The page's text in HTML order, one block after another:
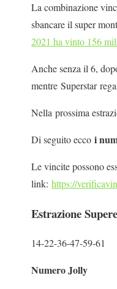
La combinazione
sbancare il super
2021 ha vinto 156
Anche senza il 6,
mentre Superstar
Nella prossima
Di seguito ecco i
Le vincite possono
link: https://
Estrazione
14-22-36-47-59-61
Numero Jolly